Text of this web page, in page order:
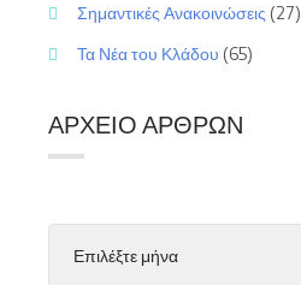
Σημαντικές Ανακοινώσεις (27)
Τα Νέα του Κλάδου (65)
ΑΡΧΕΊΟ ΆΡΘΡΩΝ